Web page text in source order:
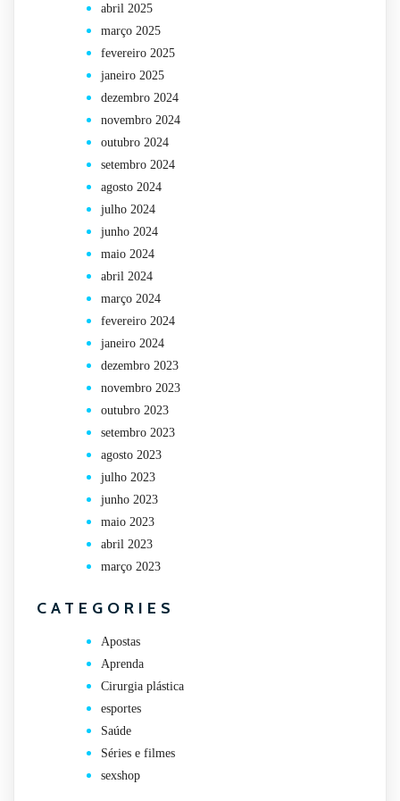
abril 2025
março 2025
fevereiro 2025
janeiro 2025
dezembro 2024
novembro 2024
outubro 2024
setembro 2024
agosto 2024
julho 2024
junho 2024
maio 2024
abril 2024
março 2024
fevereiro 2024
janeiro 2024
dezembro 2023
novembro 2023
outubro 2023
setembro 2023
agosto 2023
julho 2023
junho 2023
maio 2023
abril 2023
março 2023
CATEGORIES
Apostas
Aprenda
Cirurgia plástica
esportes
Saúde
Séries e filmes
sexshop